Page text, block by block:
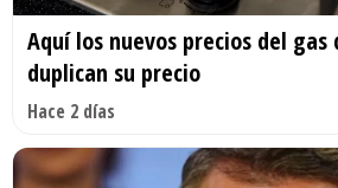
Aquí los nuevos precios del gas
duplican su precio
Hace 2 días